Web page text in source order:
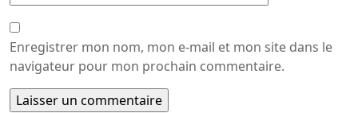
Enregistrer mon nom, mon e-mail et mon site dans le
navigateur pour mon prochain commentaire.